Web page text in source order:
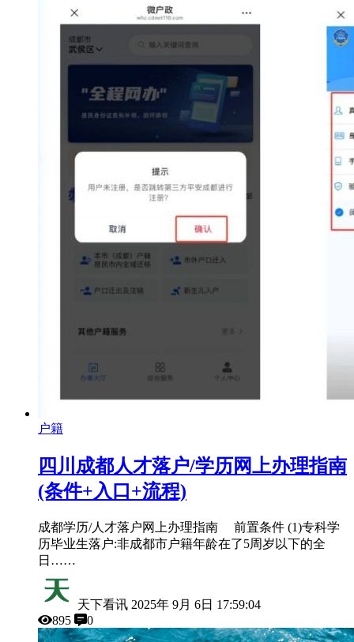
户籍
四川成都人才落户/学历网上办理指南
(条件+入口+流程)
成都学历/人才落户网上办理指南 前置条件 (1)专科学
历毕业生落户:非成都市户籍年龄在了5周岁以下的全
日……
天下看讯 2025年 9月 6日 17:59:04
895
0